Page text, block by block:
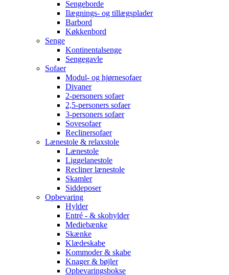
Sengeborde
Ilægnings- og tillægsplader
Barbord
Køkkenbord
Senge
Kontinentalsenge
Sengegavle
Sofaer
Modul- og hjørnesofaer
Divaner
2-personers sofaer
2,5-personers sofaer
3-personers sofaer
Sovesofaer
Reclinersofaer
Lænestole & relaxstole
Lænestole
Liggelanestole
Recliner lænestole
Skamler
Siddeposer
Opbevaring
Hylder
Entré - & skohylder
Mediebænke
Skænke
Klædeskabe
Kommoder & skabe
Knager & bøjler
Opbevaringsbokse